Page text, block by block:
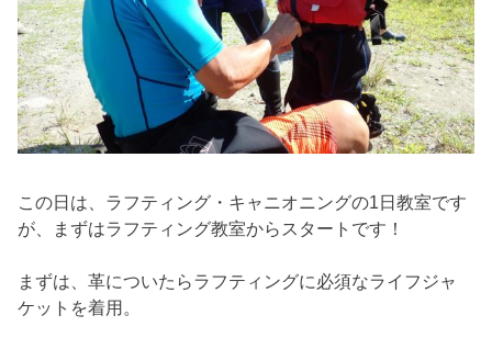
この日は、ラフティング・キャニオニングの1日教室です
が、まずはラフティング教室からスタートです！
まずは、革についたらラフティングに必須なライフジャ
ケットを着用。